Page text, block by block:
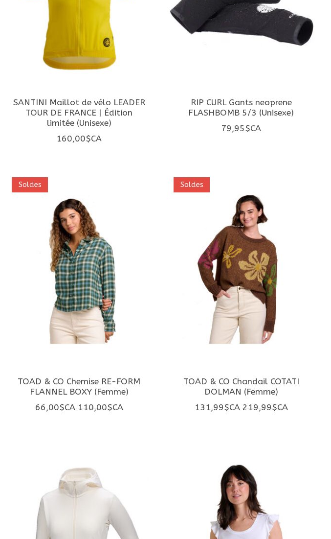
SANTINI Maillot de vélo LEADER
TOUR DE FRANCE | Édition
limitée (Unisexe)
160,00$CA
RIP CURL Gants neoprene
FLASHBOMB 5/3 (Unisexe)
79,95$CA
Soldes
TOAD & CO Chemise RE-FORM
FLANNEL BOXY (Femme)
66,00$CA 110,00$CA
Soldes
TOAD & CO Chandail COTATI
DOLMAN (Femme)
131,99$CA 219,99$CA